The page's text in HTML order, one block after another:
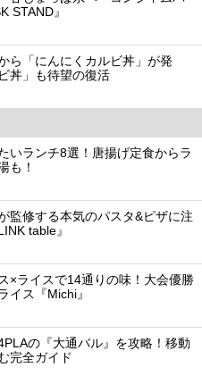
STAND』
ら「にんにくカルビ丼」が発
丼」も待望の復活
いランチ8選！唐揚げ定食からラ
も！
監修する本気のパスタ&ピザに注
table』
×ライスで14通りの味！大会優勝
イス『Michi』
の『大通バル』を攻略！移動
完全ガイド